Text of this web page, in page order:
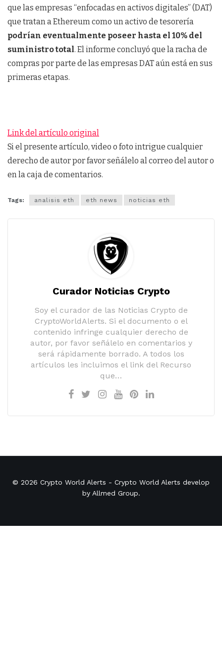
que las empresas “enfocadas en activos digitales” (DAT)
que tratan a Ethereum como un activo de tesorería
podrían eventualmente poseer hasta el 10% del
suministro total. El informe concluyó que la racha de
compras por parte de las empresas DAT aún está en sus
primeras etapas.
Link del artículo original
Si el presente artículo, video o foto intrigue cualquier
derecho de autor por favor señálelo al correo del autor o
en la caja de comentarios.
Tags: analisis eth eth news noticias eth
Curador Noticias Crypto
Soy el curador de las Noticias Crypto de
CryptoWorldAlerts. Si el documento o el
contenido infringe cualquier derecho de
autor, por favor señálelo en comentarios y
será rápidamente borrado. A todos los
artículos les incluimos el link del Recurso
que…
© 2026 Crypto World Alerts - Crypto World Alerts develop
by Allmed Group.